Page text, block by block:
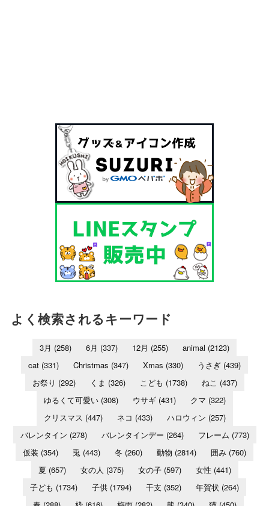
よく検索されるキーワード
3月 (258) 6月 (337) 12月 (255) animal (2123)
cat (331) Christmas (347) Xmas (330) うさぎ (439)
お祭り (292) くま (326) こども (1738) ねこ (437)
ゆるくて可愛い(308) ウサギ(431) クマ (322)
クリスマス (447) ネコ (433) ハロウィン (257)
バレンタイン (278) バレンタインデー (264) フレーム (773)
仮装 (354) 兎 (443) 冬 (260) 動物 (2814) 囲み (760)
夏 (657) 女の人 (375) 女の子(597) 女性 (441)
子ども (1734) 子供 (1794) 干支 (352) 年賀状 (264)